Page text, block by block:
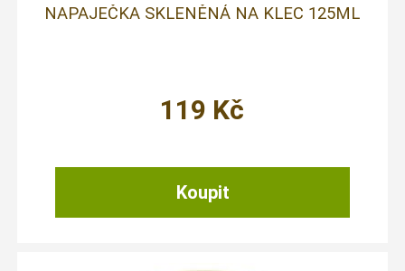
NAPAJEČKA SKLENĚNÁ NA KLEC 125ML
119 Kč